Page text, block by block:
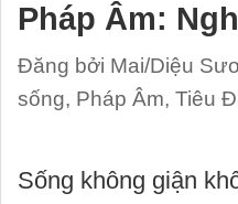
Pháp Âm:
Đăng bởi Mai/Diệu
sống, Pháp Âm, Tiêu
Sống không giận